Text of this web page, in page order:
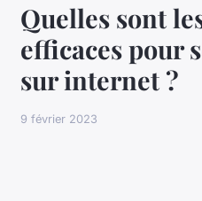
Quelles sont
efficaces pour
sur internet ?
9 février 2023